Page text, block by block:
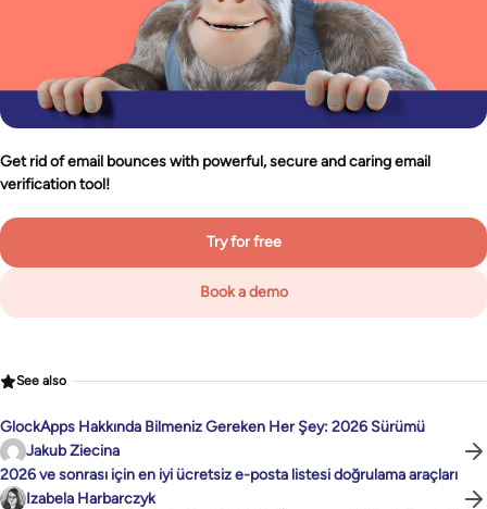
Get rid of email bounces with powerful, secure and caring email
verification tool!
Try for free
Book a demo
See also
GlockApps Hakkında Bilmeniz Gereken Her Şey: 2026 Sürümü
Jakub Ziecina
2026 ve sonrası için en iyi ücretsiz e-posta listesi doğrulama araçları
Izabela Harbarczyk